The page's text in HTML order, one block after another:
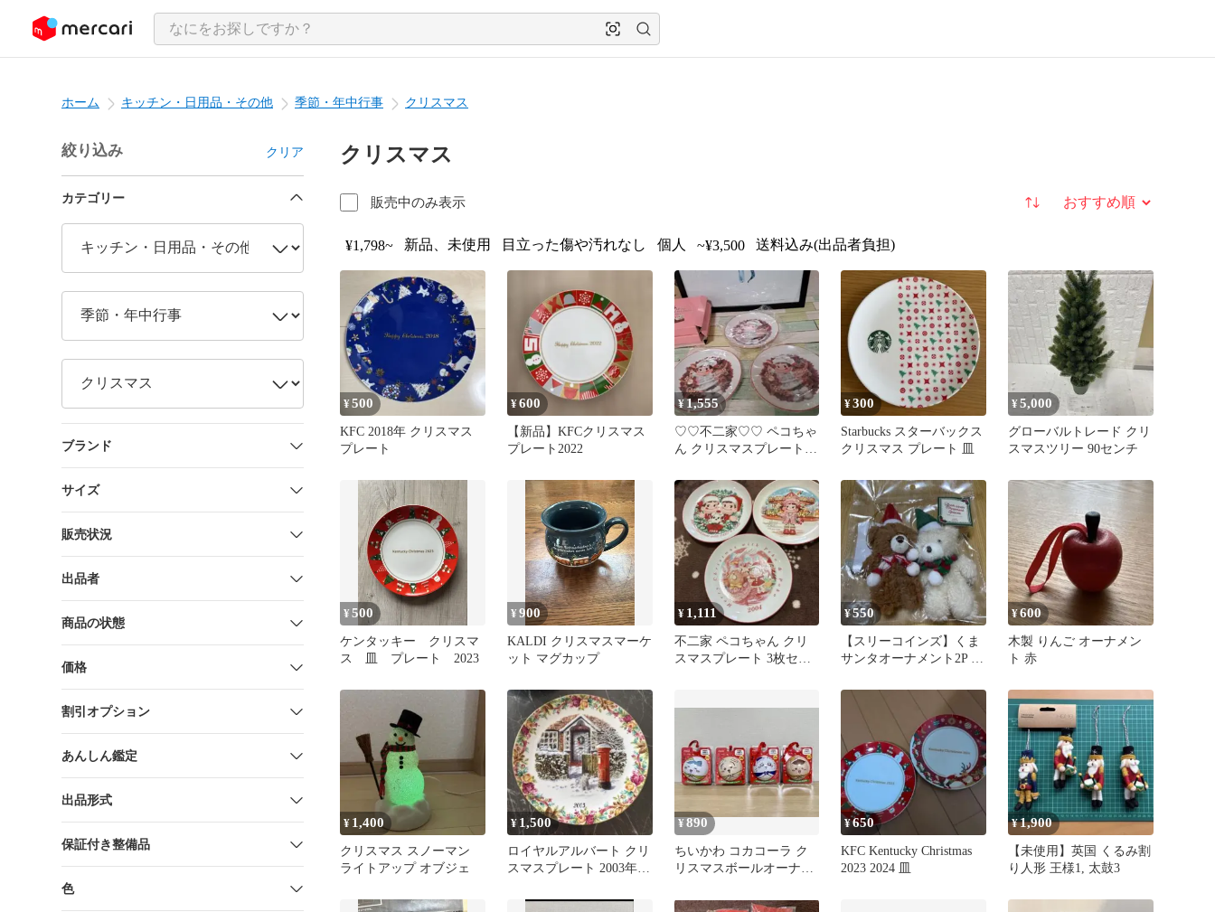
ツにスキップ
ホーム キッチン・日用品・その他 季節・年中行事 クリスマス
絞り込み クリア
カテゴリー
ブランド
サイズ
販売状況
出品者
商品の状態
価格
割引オプション
あんしん鑑定
出品形式
保証付き整備品
色
クリスマス
販売中のみ表示 並び替え
¥1,798~ 新品、未使用 目立った傷や汚れなし 個人 ~¥3,500 送料込み(出品者負担)
¥500
KFC 2018年 クリスマス
プレート
¥600
【新品】KFCクリスマス
プレート2022
¥1,555
♡♡不二家♡♡ ペコちゃ
ん クリスマスプレート
ット
¥300
Starbucks スターバックス
クリスマス プレート 皿
¥5,000
グローバルトレード クリ
スマスツリー 90センチ
¥500
ケンタッキー クリスマ
ス 皿 プレート 2023
¥900
KALDI クリスマスマーケ
ット マグカップ
¥ 1,111
不二家 ペコちゃん クリ
スマスプレート 3枚セッ
¥550
【スリーコインズ】くま
サンタオーナメント2P ス
¥600
木製 りんご オーナメン
ト 赤
¥ 1,400
クリスマス スノーマン
ライトアップ オブジェ
¥ 1,500
ロイヤルアルバート クリ
スマスプレート 2003年
¥890
ちいかわ コカコーラ ク
リスマスボールオーナメ
メント
¥650
KFC Kentucky Christmas
2023 2024 皿
¥1,900
【未使用】英国 くるみ割
り人形 王様1, 太鼓3